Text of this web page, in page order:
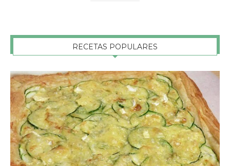
RECETAS POPULARES